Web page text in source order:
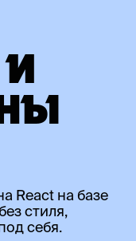
React на базе
стиля,
себя.